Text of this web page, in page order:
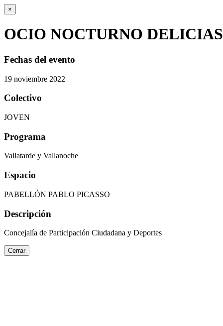
×
OCIO NOCTURNO DELICIAS
Fechas del evento
19 noviembre 2022
Colectivo
JOVEN
Programa
Vallatarde y Vallanoche
Espacio
PABELLÓN PABLO PICASSO
Descripción
Concejalía de Participación Ciudadana y Deportes
Cerrar